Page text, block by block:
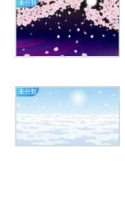
未分類
未分類